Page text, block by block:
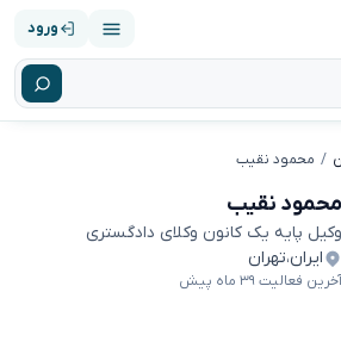
ورود
محمود نقیب
محمود نقیب
وکیل پایه یک کانون وکلای دادگستری
ایران،تهران
فعالیت ۳۹ ماه پیش